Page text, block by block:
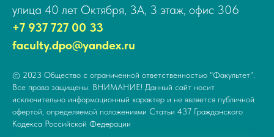
улица 40 лет Октября, 3А, 3 этаж, офис 306
+7 937 727 00 33
faculty.dpo@yandex.ru
© 2023 Общество с ограниченной ответственностью "Факультет".
Все права защищены. ВНИМАНИЕ! Данный сайт носит
исключительно информационный характер и не является публичной
офертой, определяемой положениями Статьи 437 Гражданского
Кодекса Российской Федерации